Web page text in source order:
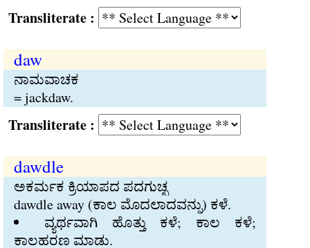
:
daw
ನಾಮವಾಚಕ
= jackdaw.
:
dawdle
ಅಕರ್ಮಕ ಕ್ರಿಯಾಪದ ಪದಗುಚ್ಛ
dawdle away (ಕಾಲ ಮೊದಲಾದವನ್ನು) ಕಳೆ.
ವ್ಯರ್ಥವಾಗಿ ಹೊತ್ತು ಕಳೆ; ಕಾಲ ಕಳೆ;
ಕಾಲಹರಣ ಮಾಡು.